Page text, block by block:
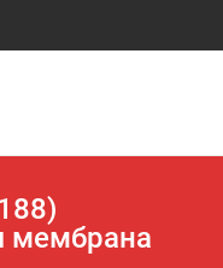
мембрана